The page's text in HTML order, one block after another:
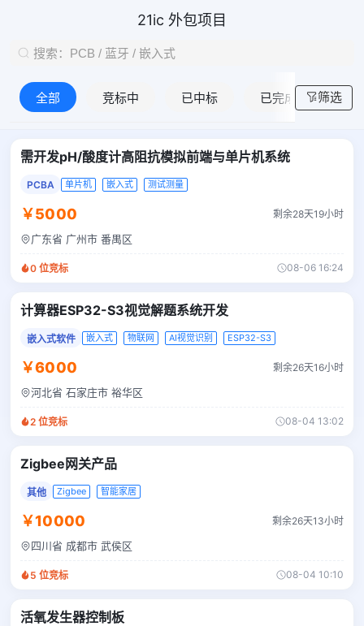
21ic 外包项目
全部 竞标中 已中标 已完成 筛选
需开发pH/酸度计高阻抗模拟前端与单片机系统
PCBA 单片机 嵌入式 测试测量
￥5000 剩余28天19小时
广东省 广州市 番禺区
0 位竞标 08-06 16:24
计算器ESP32-S3视觉解题系统开发
嵌入式软件 嵌入式 物联网 AI视觉识别 ESP32-S3
￥6000 剩余26天16小时
河北省 石家庄市 裕华区
2 位竞标 08-04 13:02
Zigbee网关产品
其他 Zigbee 智能家居
￥10000 剩余26天13小时
四川省 成都市 武侯区
5 位竞标 08-04 10:10
活氧发生器控制板